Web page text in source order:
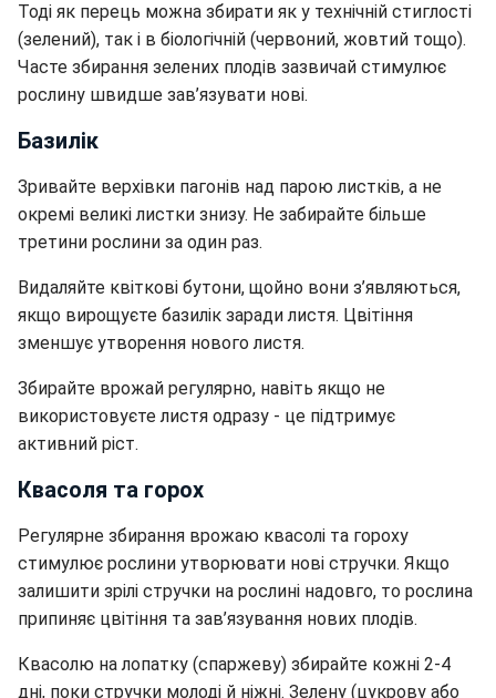
Тоді як перець можна збирати як у технічній стиглості
(зелений), так і в біологічній (червоний, жовтий тощо).
Часте збирання зелених плодів зазвичай стимулює
рослину швидше зав’язувати нові.
Базилік
Зривайте верхівки пагонів над парою листків, а не
окремі великі листки знизу. Не забирайте більше
третини рослини за один раз.
Видаляйте квіткові бутони, щойно вони з’являються,
якщо вирощуєте базилік заради листя. Цвітіння
зменшує утворення нового листя.
Збирайте врожай регулярно, навіть якщо не
використовуєте листя одразу - це підтримує
активний ріст.
Квасоля та горох
Регулярне збирання врожаю квасолі та гороху
стимулює рослини утворювати нові стручки. Якщо
залишити зрілі стручки на рослині надовго, то рослина
припиняє цвітіння та зав’язування нових плодів.
Квасолю на лопатку (спаржеву) збирайте кожні 2-4
дні, поки стручки молоді й ніжні. Зелену (цукрову або